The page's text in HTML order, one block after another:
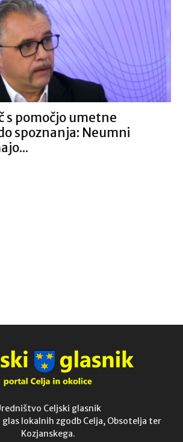
s pomočjo umetne
spoznanja: Neumni
Celjski glasnik
glas lokalnih zgodb Celja, Obsotelja ter
Kozjanskega.